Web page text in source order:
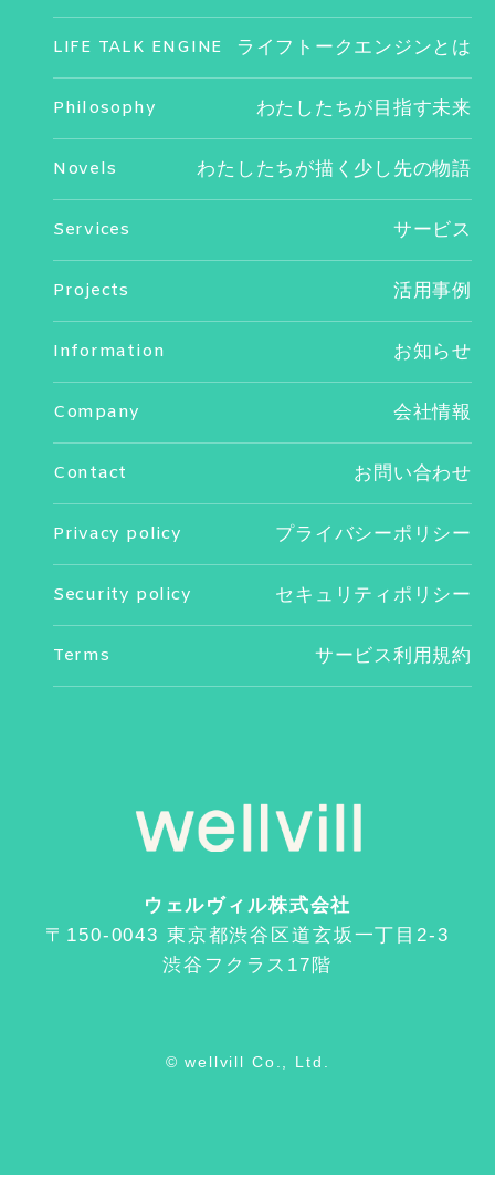
LIFE TALK ENGINE ライフトークエンジンとは
Philosophy わたしたちが目指す未来
Novels わたしたちが描く少し先の物語
Services サービス
Projects 活用事例
Information お知らせ
Company 会社情報
Contact お問い合わせ
Privacy policy プライバシーポリシー
Security policy セキュリティポリシー
Terms サービス利用規約
ウェルヴィル株式会社
〒150-0043 東京都渋谷区道玄坂一丁目2-3
渋谷フクラス17階
© wellvill Co., Ltd.